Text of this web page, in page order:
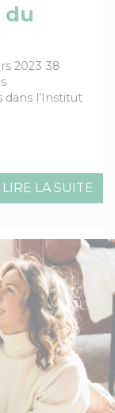
du
2023 38
l’Institut
LIRE LA SUITE